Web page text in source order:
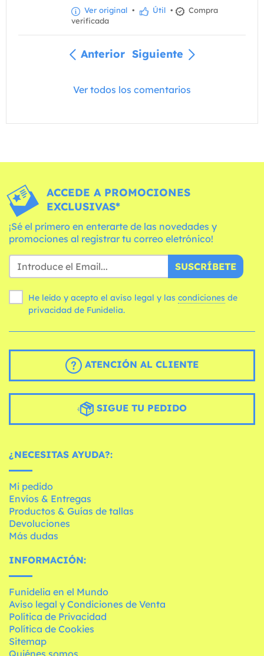
Ver original • Útil •
Compra
verificada
Anterior Siguiente
Ver todos los comentarios
ACCEDE A PROMOCIONES
EXCLUSIVAS*
¡Sé el primero en enterarte de las novedades y
promociones al registrar tu correo eletrónico!
SUSCRÍBETE
He leído y acepto el aviso legal y las condiciones
privacidad de Funidelia.
ATENCIÓN AL CLIENTE
SIGUE TU PEDIDO
¿NECESITAS AYUDA?:
Mi pedido
Envíos & Entregas
Productos & Guías de tallas
Devoluciones
Más dudas
INFORMACIÓN:
Funidelia en el Mundo
Aviso legal y Condiciones de Venta
Política de Privacidad
Política de Cookies
Sitemap
Quiénes somos